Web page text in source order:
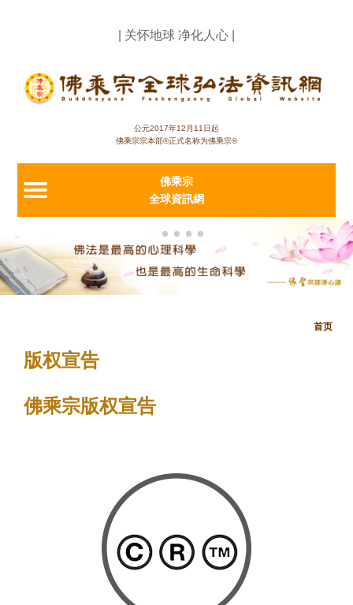
| 关怀地球 净化人心 |
公元2017年12月11日起
佛乘宗宗本部®正式名称为佛乘宗®
佛乘宗
全球資訊網
前
位
首页
版权宣告
佛乘宗版权宣告